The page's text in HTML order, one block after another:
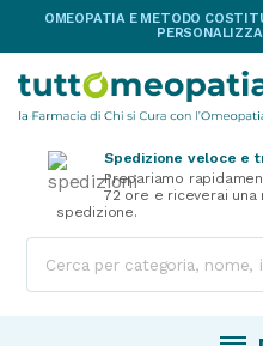
OMEOPATIA E METODO
Spedizione veloce e
Prepariamo
72 ore e riceverai
spedizione.